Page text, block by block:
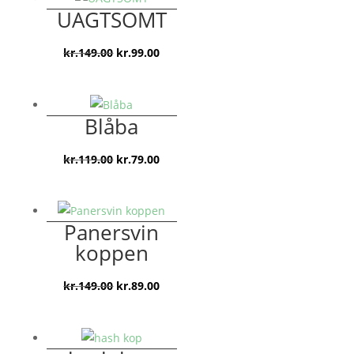
UAGTSOMT
kr.149.00 Den
var:
kr.149.00.
kr.99.00Den
er:
Blåba
kr.119.00 Den
var:
kr.119.00.
kr.79.00Den
er:
Panersvin
koppen
kr.149.00 Den
var:
kr.89.00Den
er: